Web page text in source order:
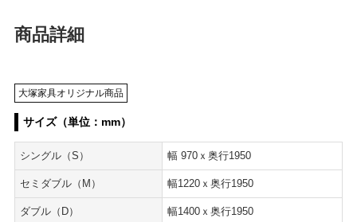
商品詳細
大塚家具オリジナル商品
サイズ（単位：mm）
シングル（S） 幅 970ｘ奥行1950
セミダブル（M） 幅1220ｘ奥行1950
ダブル（D） 幅1400ｘ奥行1950